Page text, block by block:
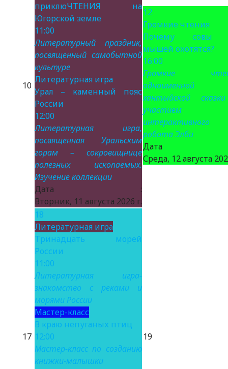
10
приклюЧТЕНИЯ на
Югорской земле
11:00
Литературный праздник,
посвященный самобытной
культуре
Литературная игра
Урал – каменный пояс
России
12:00
Литературная игра,
посвященная Уральским
горам – сокровищнице
полезных ископаемых.
Изучение коллекции
Дата :
Вторник, 11 августа 2026 г.
12
Громкие чтения
Почему совы
мышей охотятся?
16:00
Громкие
одноименной
хантыйской
участием
интерактивного
робота Элби
Дата
Среда, 12 августа
17
18
Литературная игра
Тринадцать морей
России
11:00
Литературная игра-
знакомство с реками и
морями России
Мастер-класс
В краю непуганых птиц
12:00
Мастер-класс по созданию
книжки-малышки
19